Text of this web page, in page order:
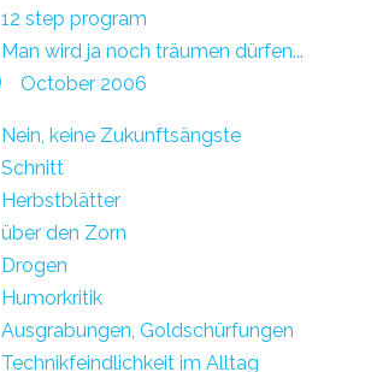
12 step program
Man wird ja noch träumen dürfen...
October 2006
Nein, keine Zukunftsängste
Schnitt
Herbstblätter
über den Zorn
Drogen
Humorkritik
Ausgrabungen, Goldschürfungen
Technikfeindlichkeit im Alltag